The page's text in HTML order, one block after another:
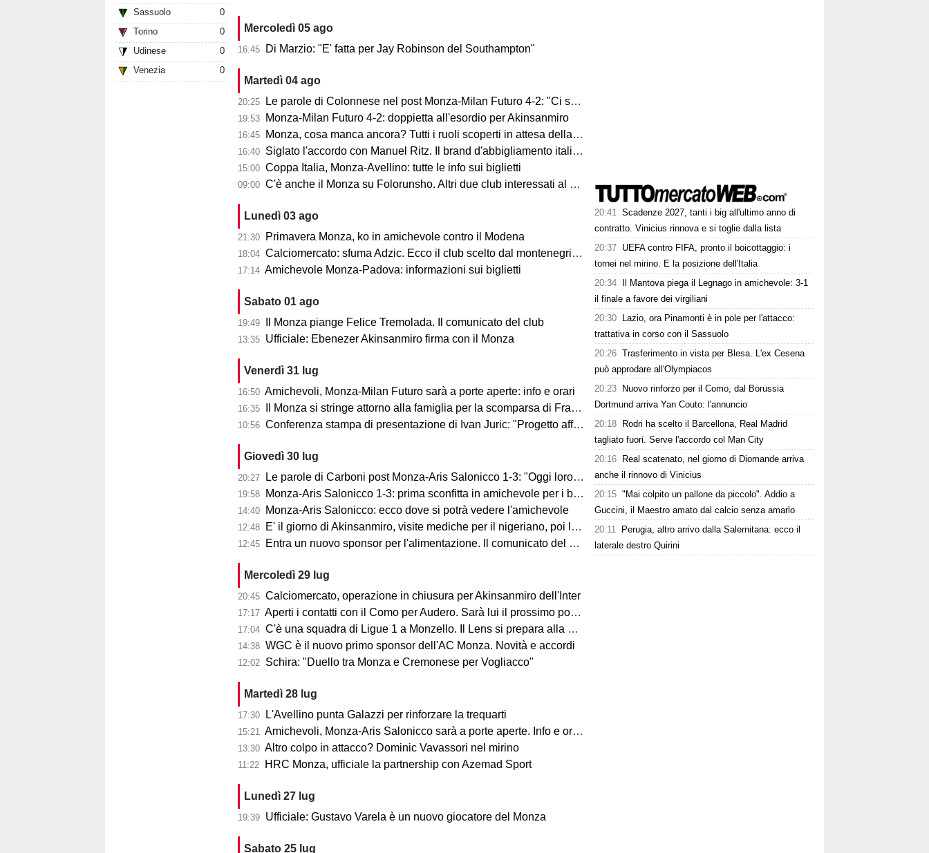
Sassuolo
0
Torino
0
Udinese
0
Venezia
0
Mercoledì 05 ago
16:45 Di Marzio: "E' fatta per Jay Robinson del Southampton"
Martedì 04 ago
20:25 Le parole di Colonnese nel post Monza-Milan Futuro 4-2: "Ci sentiamo importanti"
19:53 Monza-Milan Futuro 4-2: doppietta all'esordio per Akinsanmiro
16:45 Monza, cosa manca ancora? Tutti i ruoli scoperti in attesa della fine del mercato
16:40 Siglato l'accordo con Manuel Ritz. Il brand d'abbigliamento italiano vestirà il Monza
15:00 Coppa Italia, Monza-Avellino: tutte le info sui biglietti
09:00 C'è anche il Monza su Folorunsho. Altri due club interessati al giocatore
Lunedì 03 ago
21:30 Primavera Monza, ko in amichevole contro il Modena
18:04 Calciomercato: sfuma Adzic. Ecco il club scelto dal montenegrino.
17:14 Amichevole Monza-Padova: informazioni sui biglietti
Sabato 01 ago
19:49 Il Monza piange Felice Tremolada. Il comunicato del club
13:35 Ufficiale: Ebenezer Akinsanmiro firma con il Monza
Venerdì 31 lug
16:50 Amichevoli, Monza-Milan Futuro sarà a porte aperte: info e orari
16:35 Il Monza si stringe attorno alla famiglia per la scomparsa di Franco Baresi
10:56 Conferenza stampa di presentazione di Ivan Juric: "Progetto affascinante"
Giovedì 30 lug
20:27 Le parole di Carboni post Monza-Aris Salonicco 1-3: "Oggi loro più bravi di noi"
19:58 Monza-Aris Salonicco 1-3: prima sconfitta in amichevole per i brianzoli
14:40 Monza-Aris Salonicco: ecco dove si potrà vedere l'amichevole
12:48 E' il giorno di Akinsanmiro, visite mediche per il nigeriano, poi la firma
12:45 Entra un nuovo sponsor per l'alimentazione. Il comunicato del club biancorosso
Mercoledì 29 lug
20:45 Calciomercato, operazione in chiusura per Akinsanmiro dell'Inter
17:17 Aperti i contatti con il Como per Audero. Sarà lui il prossimo portiere biancorosso?
17:04 C'è una squadra di Ligue 1 a Monzello. Il Lens si prepara alla Como Cup in Brianza
14:38 WGC è il nuovo primo sponsor dell'AC Monza. Novità e accordi
12:02 Schira: "Duello tra Monza e Cremonese per Vogliacco"
Martedì 28 lug
17:30 L'Avellino punta Galazzi per rinforzare la trequarti
15:21 Amichevoli, Monza-Aris Salonicco sarà a porte aperte. Info e orari
13:30 Altro colpo in attacco? Dominic Vavassori nel mirino
11:22 HRC Monza, ufficiale la partnership con Azemad Sport
Lunedì 27 lug
19:39 Ufficiale: Gustavo Varela è un nuovo giocatore del Monza
Sabato 25 lug
20:41 Scadenze 2027, tanti i big all'ultimo anno di
contratto. Vinicius rinnova e si toglie dalla lista
20:37 UEFA contro FIFA, pronto il boicottaggio: i
tornei nel mirino. E la posizione dell'Italia
20:34
Il Mantova piega il Legnago in amichevole: 3-1
il finale a favore dei virgiliani
20:30
Lazio, ora Pinamonti è in pole per l'attacco:
trattativa in corso con il Sassuolo
20:26 Trasferimento in vista per Blesa. L'ex Cesena
può approdare all'Olympiacos
20:23
Nuovo rinforzo per il Como, dal Borussia
Dortmund arriva Yan Couto: l'annuncio
20:18
Rodri ha scelto il Barcellona, Real Madrid
tagliato fuori. Serve l'accordo col Man City
20:16
Real scatenato, nel giorno di Diomande arriva
anche il rinnovo di Vinicius
20:15 "Mai colpito un pallone da piccolo". Addio a
Guccini, il Maestro amato dal calcio senza amarlo
20:11
Perugia, altro arrivo dalla Salernitana: ecco il
laterale destro Quirini